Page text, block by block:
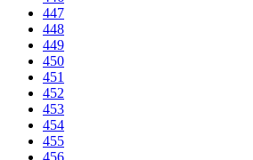
447
448
449
450
451
452
453
454
455
456